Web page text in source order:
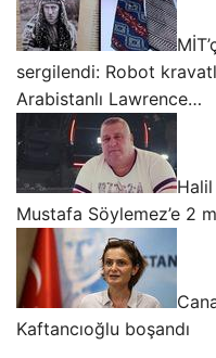
sergilendi: Robot
Arabistanlı Lawrence…
Mustafa Söylemez’e 2
Kaftancıoğlu boşandı